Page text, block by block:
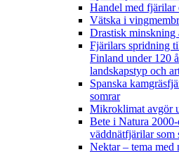
Handel med fjärilar
Vätska i
Drastisk minskning
Fjärilars spridning
Finland under 120
landskapstyp och
Spanska
somrar
Mikroklimat avgör
Bete i Natura
väddnätfjärilar som
Nektar – tema med